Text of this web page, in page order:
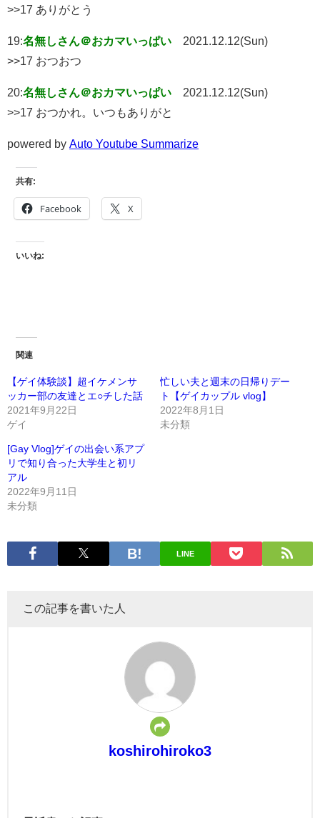
>>17 ありがとう
19:名無しさん＠おカマいっぱい
2021.12.12(Sun)
>>17 おつおつ
20:名無しさん＠おカマいっぱい
2021.12.12(Sun)
>>17 おつかれ。いつもありがと
powered by Auto Youtube Summarize
共有:
Facebook X
いいね:
関連
【ゲイ体験談】超イケメンサ
ッカー部の友達とエ○チした話
2021年9月22日
ゲイ
忙しい夫と週末の日帰りデー
ト【ゲイカップル vlog】
2022年8月1日
未分類
[Gay Vlog]ゲイの出会い系アプ
リで知り合った大学生と初リ
アル
2022年9月11日
未分類
LINE
この記事を書いた人
koshirohiroko3